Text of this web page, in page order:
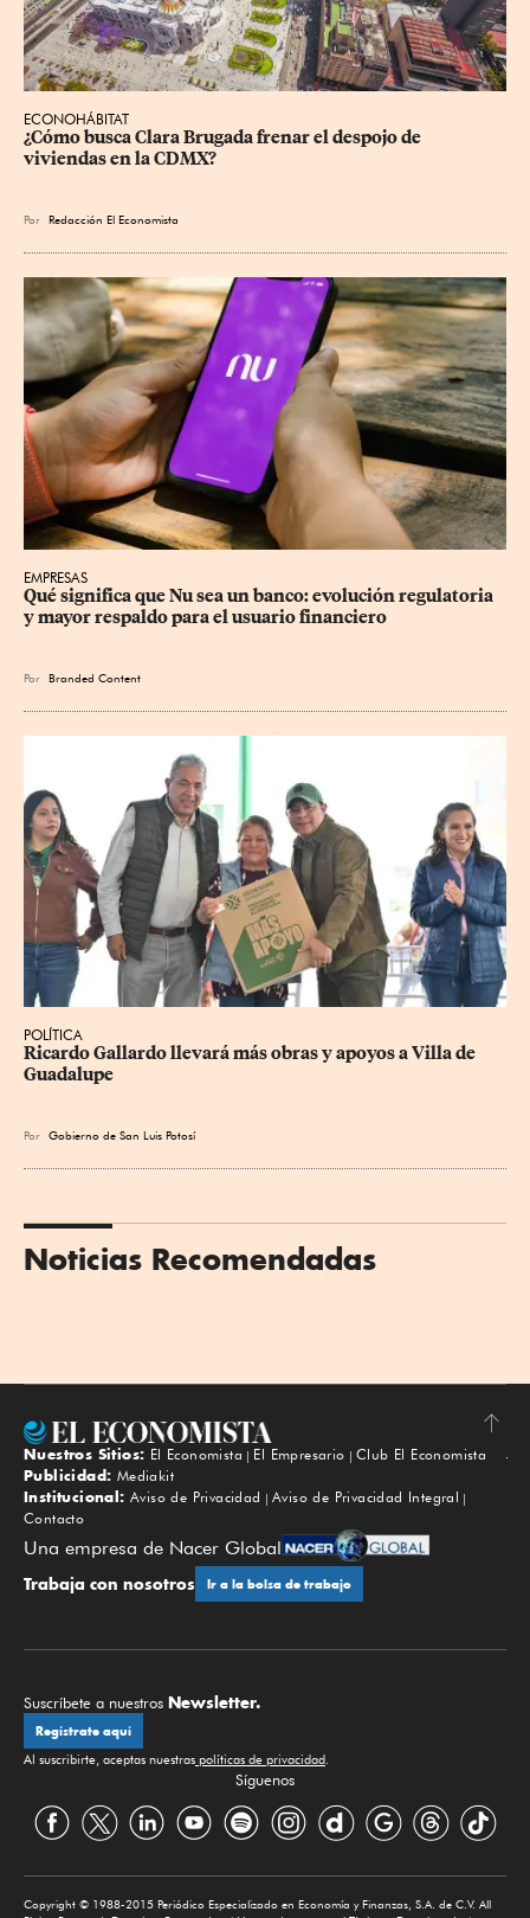
ECONOHÁBITAT
¿Cómo busca Clara Brugada frenar el despojo de
viviendas en la CDMX?
Por Redacción El Economista
EMPRESAS
Qué significa que Nu sea un banco: evolución regulatoria
y mayor respaldo para el usuario financiero
Por Branded Content
POLÍTICA
Ricardo Gallardo llevará más obras y apoyos a Villa de
Guadalupe
Por Gobierno de San Luis Potosí
Noticias Recomendadas
Subir
Nuestros Sitios: El Economista El Empresario
Club El Economista
Publicidad: Mediakit
Institucional: Aviso de Privacidad
Aviso de Privacidad Integral
Contacto
Una empresa de Nacer Global
Trabaja con nosotros Ir a la bolsa de trabajo
Suscríbete a nuestros Newsletter.
Regístrate aquí
Al suscribirte, aceptas nuestras políticas de privacidad.
Síguenos
Copyright © 1988-2015 Periódico Especializado en Economía y Finanzas, S.A. de C.V. All